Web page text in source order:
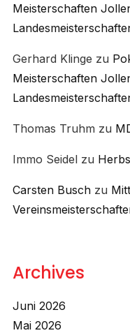
Meisterschaften
Gerhard Klinge zu
Meisterschaften
Thomas Truhm zu
Immo Seidelzu
Carsten Buschzu
Archives
Juni 2026
Mai 2026